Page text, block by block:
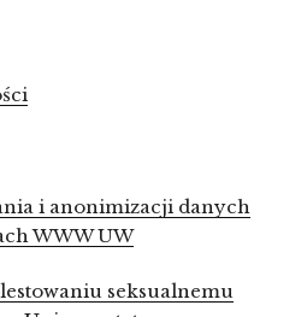
i anonimizacji danych
WWW UW
seksualnemu